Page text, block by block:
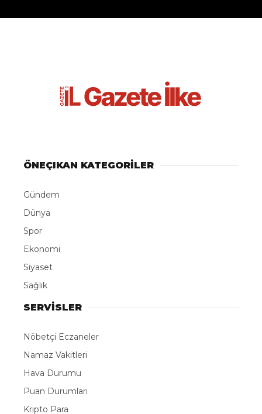
ÖNEÇIKAN KATEGORİLER
Gündem
Dünya
Spor
Ekonomi
Siyaset
Sağlık
SERVİSLER
Nöbetçi Eczaneler
Namaz Vakitleri
Hava Durumu
Puan Durumları
Kripto Para